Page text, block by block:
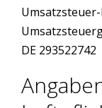
DE 293522742